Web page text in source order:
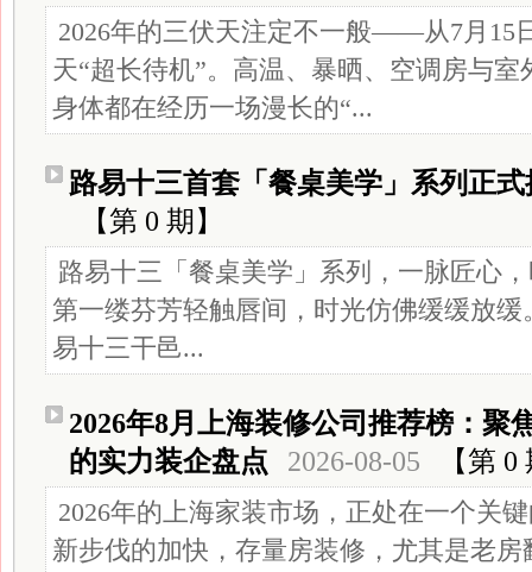
2026年的三伏天注定不一般——从7月15
天“超长待机”。高温、暴晒、空调房与
身体都在经历一场漫长的“...
路易十三首套「餐桌美学」系列正式
【第 0 期】
路易十三「餐桌美学」系列，一脉匠心
第一缕芬芳轻触唇间，时光仿佛缓缓放
易十三干邑...
2026年8月上海装修公司推荐榜：聚
的实力装企盘点
2026-08-05 【第 0
2026年的上海家装市场，正处在一个关
新步伐的加快，存量房装修，尤其是老